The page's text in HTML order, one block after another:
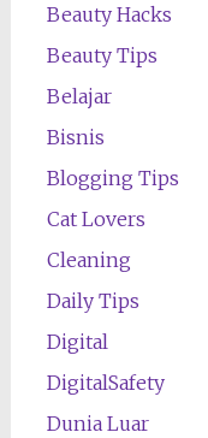
Beauty Hacks
Beauty Tips
Belajar
Bisnis
Blogging Tips
Cat Lovers
Cleaning
Daily Tips
Digital
DigitalSafety
Dunia Luar